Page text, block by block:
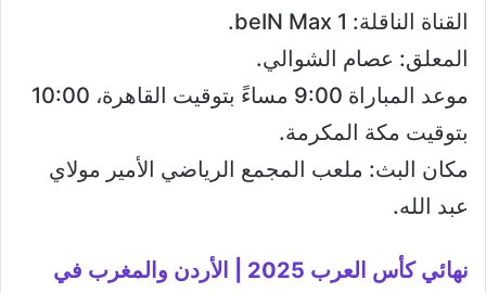
القناة الناقلة: beIN Max 1.
المعلق: عصام الشوالي.
موعد المباراة 9:00 مساءً بتوقيت القاهرة، 10:00
بتوقيت مكة المكرمة.
مكان البث: ملعب المجمع الرياضي الأمير مولاي
عبد الله.
نهائي كأس العرب 2025 | الأردن والمغرب في